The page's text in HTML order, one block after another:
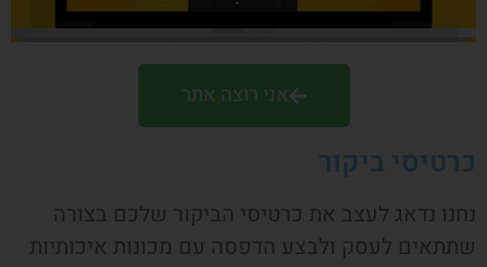
אני רוצה אתר
כרטיסי ביקור
נחנו נדאג לעצב את כרטיסי הביקור שלכם בצורה
שתתאים לעסק ולבצע הדפסה עם מכונות איכותיות